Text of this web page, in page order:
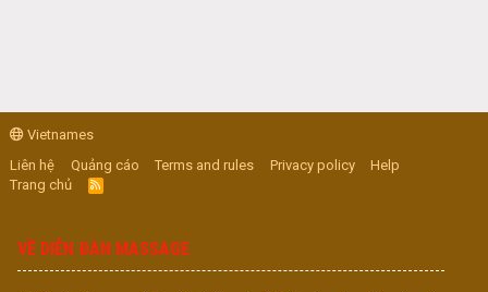
Vietnames
Liên hệ
Quảng cáo Terms and rules Privacy policy
Help
Trang chủ
R
S
VỀ DIỄN ĐÀN MASSAGE